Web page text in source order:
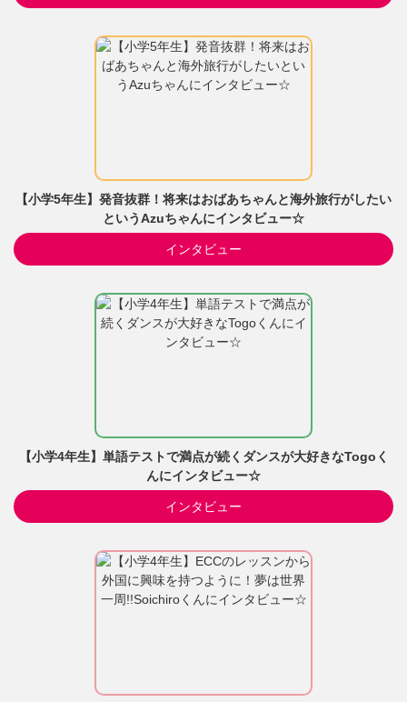
【小学5年生】発音抜群！将来はおばあちゃんと海外旅行がしたい
というAzuちゃんにインタビュー☆
インタビュー
【小学4年生】単語テストで満点が続くダンスが大好きなTogoく
んにインタビュー☆
インタビュー